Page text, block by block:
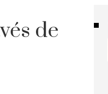
de